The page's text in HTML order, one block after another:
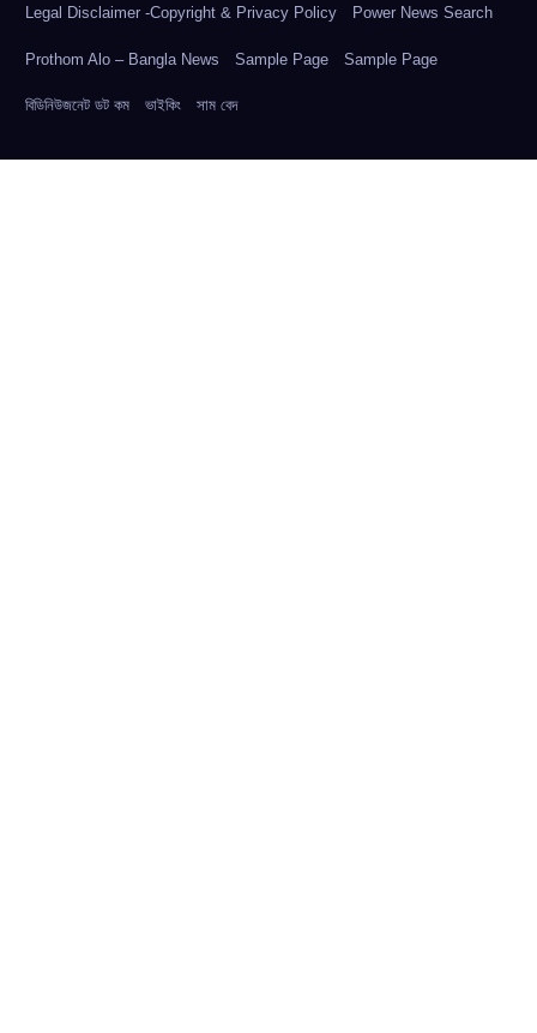
Legal Disclaimer -Copyright & Privacy Policy Power News Search
Prothom Alo – Bangla News Sample Page Sample Page
বিডিনিউজনেট ডট কম ভাইকিং সাম বেদ